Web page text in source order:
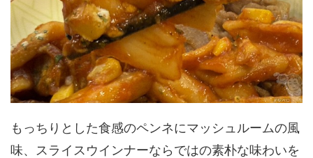
もっちりとした食感のペンネにマッシュルームの風
味、スライスウインナーならではの素朴な味わいを